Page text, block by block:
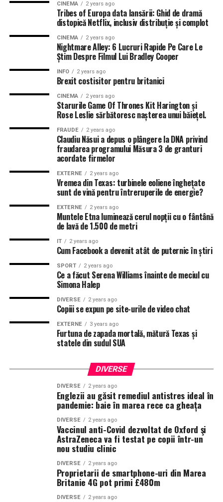
CINEMA 2 years ago
Tribes of Europa data lansării: Ghid de dramă
distopică Netflix, inclusiv distribuție și complot
CINEMA 2 years ago
Nightmare Alley: 6 Lucruri Rapide Pe Care Le
Știm Despre Filmul Lui Bradley Cooper
INFO 2 years ago
Brexit costisitor pentru britanici
CINEMA 2 years ago
Starurile Game Of Thrones Kit Harington și
Rose Leslie sărbătoresc nașterea unui băiețel.
FRAUDE 2 years ago
Claudiu Năsui a depus o plângere la DNA privind
fraudarea programului Măsura 3 de granturi
acordate firmelor
EXTERNE 2 years ago
Vremea din Texas: turbinele eoliene înghețate
sunt de vină pentru întreruperile de energie?
EXTERNE 2 years ago
Muntele Etna luminează cerul nopții cu o fântână
de lavă de 1.500 de metri
IT 2 years ago
Cum Facebook a devenit atât de puternic în știri
SPORT 2 years ago
Ce a făcut Serena Williams înainte de meciul cu
Simona Halep
DIVERSE 2 years ago
Copiii se expun pe site-urile de video chat
EXTERNE 3 years ago
Furtuna de zapada mortală, mătură Texas și
statele din sudul SUA
DIVERSE
DIVERSE 2 years ago
Englezii au găsit remediul antistres ideal în
pandemie: baie în marea rece ca gheața
DIVERSE 2 years ago
Vaccinul anti-Covid dezvoltat de Oxford şi
AstraZeneca va fi testat pe copii într-un
nou studiu clinic
DIVERSE 2 years ago
Proprietarii de smartphone-uri din Marea
Britanie 4G pot primi £480m
DIVERSE 2 years ago